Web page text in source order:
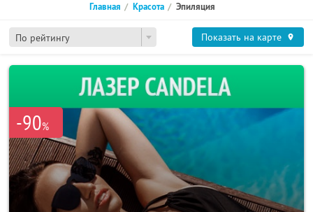
По рейтингу
Главная Красота Эпиляция
Показать на карте
-90%